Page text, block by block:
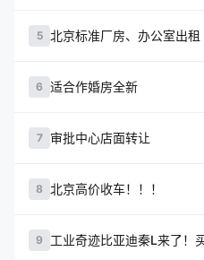
5 北京标准厂房、办公室出租
6 适合作婚房全新
7 审批中心店面转让
8 北京高价收车！！！
9 工业奇迹比亚迪秦L来了！